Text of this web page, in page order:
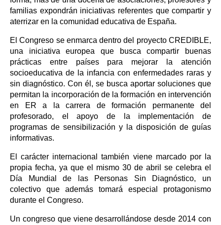
familias expondrán iniciativas referentes que compartir y
aterrizar en la comunidad educativa de España.
El Congreso se enmarca dentro del proyecto CREDIBLE,
una iniciativa europea que busca compartir buenas
prácticas entre países para mejorar la atención
socioeducativa de la infancia con enfermedades raras y
sin diagnóstico. Con él, se busca aportar soluciones que
permitan la incorporación de la formación en intervención
en ER a la carrera de formación permanente del
profesorado, el apoyo de la implementación de
programas de sensibilización y la disposición de guías
informativas.
El carácter internacional también viene marcado por la
propia fecha, ya que el mismo 30 de abril se celebra el
Día Mundial de las Personas Sin Diagnóstico, un
colectivo que además tomará especial protagonismo
durante el Congreso.
Un congreso que viene desarrollándose desde 2014 con